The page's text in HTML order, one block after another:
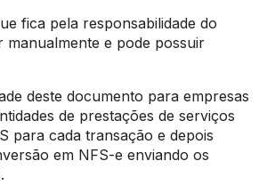
fica pela responsabilidade do
manualmente e pode possuir
deste documento para empresas
de prestações de serviços
para cada transação e depois
em NFS-e enviando os